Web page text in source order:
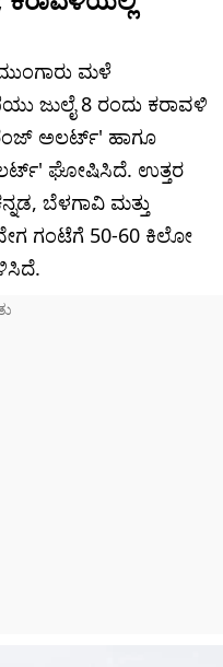
ಮಳೆ
ಜುಲೈ 8 ರಂದು ಕರಾವಳಿ
ಅಲರ್ಟ್' ಹಾಗೂ
ಘೋಷಿಸಿದೆ. ಉತ್ತರ
ಬೆಳಗಾವಿ ಮತ್ತು
ಗಂಟೆಗೆ 50-60 ಕಿಲೋ